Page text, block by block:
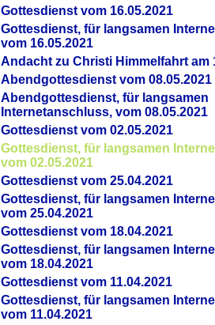
Gottesdienst vom 16.05.2021
Gottesdienst, für langsamen
vom 16.05.2021
Andacht zu Christi Himmelfahrt am
Abendgottesdienst vom 08.05.2021
Abendgottesdienst, für langsamen
Internetanschluss, vom 08.05.2021
Gottesdienst vom 02.05.2021
Gottesdienst, für langsamen
vom 02.05.2021
Gottesdienst vom 25.04.2021
Gottesdienst, für langsamen
vom 25.04.2021
Gottesdienst vom 18.04.2021
Gottesdienst, für langsamen
vom 18.04.2021
Gottesdienst vom 11.04.2021
Gottesdienst, für langsamen
vom 11.04.2021